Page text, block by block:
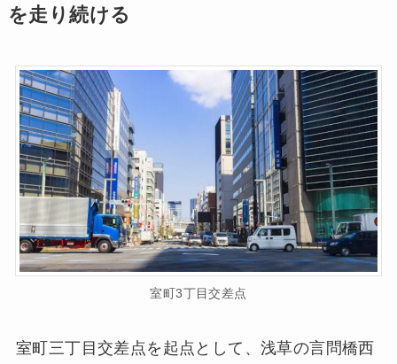
を走り続ける
室町3丁目交差点
室町三丁目交差点を起点として、浅草の言問橋西